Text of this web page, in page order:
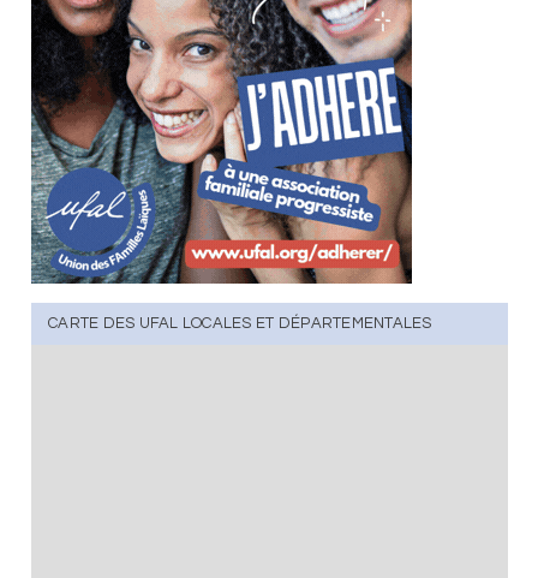
CARTE DES UFAL LOCALES ET DÉPARTEMENTALES